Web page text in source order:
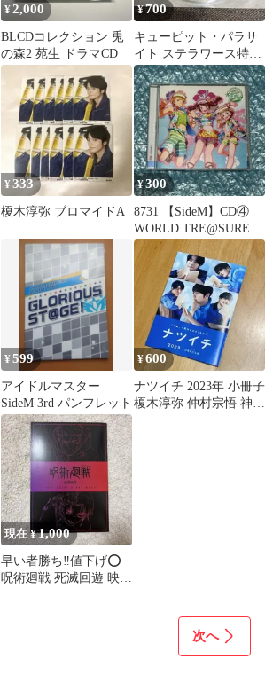
¥2,000
BLCDコレクション 兎
の森2 苑生 ドラマCD
¥700
キューピット・パラサ
イト ステラワース特典
録りおろしボイスCD
¥333
榎木淳弥 ブロマイドA
¥300
8731 【SideM】CD④
WORLD TRE@SURE
05
¥599
アイドルマスター
SideM 3rd パンフレット
¥600
ナツイチ 2023年 小冊子
榎木淳弥 仲村宗悟 神谷
現在 ¥1,000
早い者勝ち‼️値下げ⭕️
呪術廻戦 死滅回遊 映画
次へ